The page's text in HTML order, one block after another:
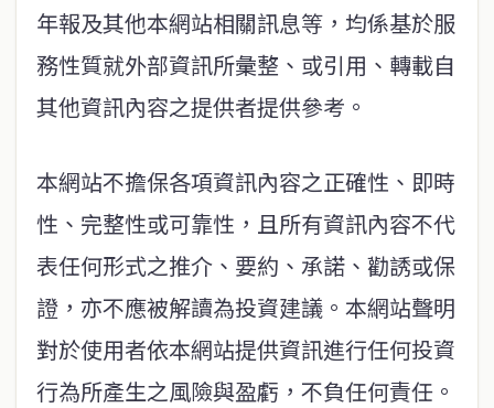
年報及其他本網站相關訊息等，均係基於服
務性質就外部資訊所彙整、或引用、轉載自
其他資訊內容之提供者提供參考。
本網站不擔保各項資訊內容之正確性、即時
性、完整性或可靠性，且所有資訊內容不代
表任何形式之推介、要約、承諾、勸誘或保
證，亦不應被解讀為投資建議。本網站聲明
對於使用者依本網站提供資訊進行任何投資
行為所產生之風險與盈虧，不負任何責任。